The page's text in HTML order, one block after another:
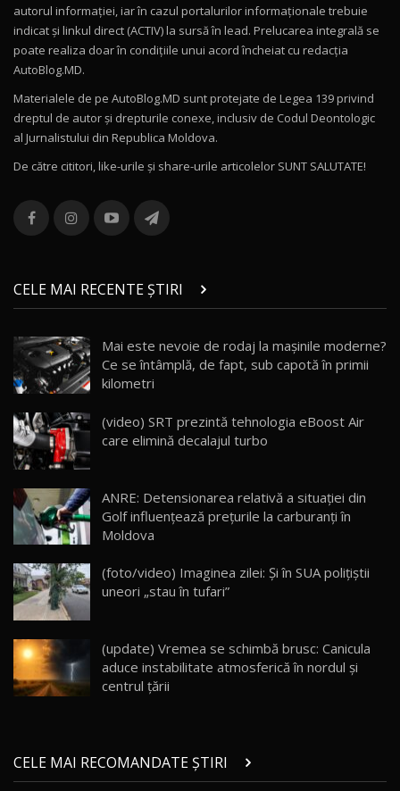
16:27
11
Noul Volvo ES90 / Test Drive AutoBlog.MD
12
Noul MG HS / Test Drive AutoBlog.MD
16:48
13
combină aventura cu luxul / AutoBlog.MD
36:08
chinez care face lumea să se întoarcă după el
/ AutoBlog.MD
17:27
15 14:37
16
AutoBlogMD
13:10
17 20:06
Va fi modelul nr.1 BYD în Moldova? BYD Seal U
30:08
AutoBlog.MD
23:36
20
Noul ZEEKR 7X / Test Drive AutoBlog.MD
29:08
21
Micul BYD Dolphin Surf / Test Drive
AutoBlog.MD
16:59
autorul informației, iar în cazul portalurilor informaționale trebuie
indicat și linkul direct (ACTIV) la sursă în lead. Prelucarea integrală se
poate realiza doar în condițiile unui acord încheiat cu redacţia
AutoBlog.MD.
Materialele de pe AutoBlog.MD sunt protejate de Legea 139 privind
dreptul de autor și drepturile conexe, inclusiv de Codul Deontologic
al Jurnalistului din Republica Moldova.
De către cititori, like-urile şi share-urile articolelor SUNT SALUTATE!
CELE MAI RECENTE ȘTIRI
Mai este nevoie de rodaj la mașinile moderne?
Ce se întâmplă, de fapt, sub capotă în primii
kilometri
(video) SRT prezintă tehnologia eBoost Air
care elimină decalajul turbo
ANRE: Detensionarea relativă a situației din
Golf influențează prețurile la carburanți în
Moldova
(foto/video) Imaginea zilei: Și în SUA polițiștii
uneori „stau în tufari”
(update) Vremea se schimbă brusc: Canicula
aduce instabilitate atmosferică în nordul și
centrul țării
CELE MAI RECOMANDATE ȘTIRI